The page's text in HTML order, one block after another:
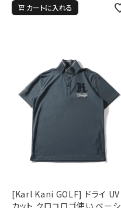
カートに入れる
[Karl Kani GOLF] ドライ UV